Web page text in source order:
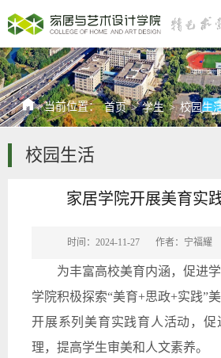
当前位置：首页 > 学生 > 校园生
校园生活
家居学院开展美育实
时间：2024-11-27 作者：宁福耀
为丰富高校美育内涵，促进
学院积极探索“美育+思政+实践”
开展系列美育实践育人活动，促
理，提高学生审美和人文素养。